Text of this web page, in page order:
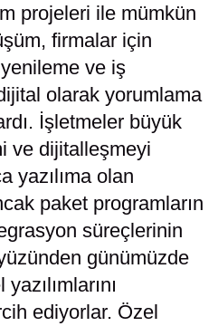
projeleri ile mümkün
firmalar için
yenileme ve iş
olarak yorumlama
İşletmeler büyük
ve dijitalleşmeyi
yazılıma olan
paket programların
süreçlerinin
günümüzde
ediyorlar. Özel